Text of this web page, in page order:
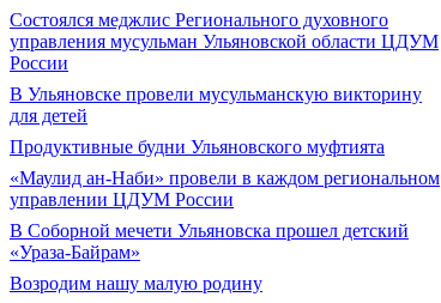
Состоялся меджлис Регионального духовного
управления мусульман Ульяновской области ЦДУМ
России
В Ульяновске провели мусульманскую викторину
для детей
Продуктивные будни Ульяновского муфтията
«Маулид ан-Наби» провели в каждом региональном
управлении ЦДУМ России
В Соборной мечети Ульяновска прошел детский
«Ураза-Байрам»
Возродим нашу малую родину